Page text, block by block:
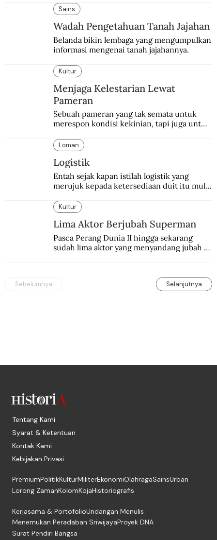
Sains
Wadah Pengetahuan Tanah Jajahan
Belanda bikin lembaga yang mengumpulkan
informasi mengenai tanah jajahannya.
Kultur
Menjaga Kelestarian Lewat
Pameran
Sebuah pameran yang tak semata untuk
merespon kondisi kekinian, tapi juga untuk
Balai Budaya selaku tempat bersejarah
dalam dunia seni-budaya bangsa.
Loman
Logistik
Entah sejak kapan istilah logistik yang
merujuk kepada ketersediaan duit itu mulai
Kultur
Lima Aktor Berjubah Superman
Pasca Perang Dunia II hingga sekarang
sudah lima aktor yang menyandang jubah
Sebelumnya Selanjutnya
Tentang Kami
Syarat & Ketentuan
Kontak Kami
Kebijakan Privasi
PremiumPolitikKulturMiliterEkonomiOlahragaSainsUrban
Lorong ZamanKolomKojaHistoriografis
Kerjasama & PortofolioUndangan Menulis
Menemukan Peradaban SriwijayaProyek DNA
Surat Pendiri Bangsa